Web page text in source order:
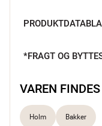
den fine bakke fra
*FRAGT OG
VAREN
Holm Bakker